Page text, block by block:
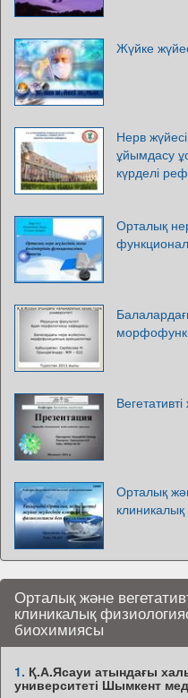
Жүйке
Нерв
ұйымдасу
күрделі
Орталық
Орталық
Орталық және
клиникалық
биохимиясы
1. Қ.А.Ясауи атындағы
университеті Шымкент